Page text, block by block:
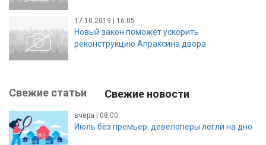
17.10.2019 | 16:05
Новый закон поможет ускорить
реконструкцию Апраксина двора
Свежие статьи Свежие новости
вчера | 08:00
Июль без премьер: девелоперы легли на дно